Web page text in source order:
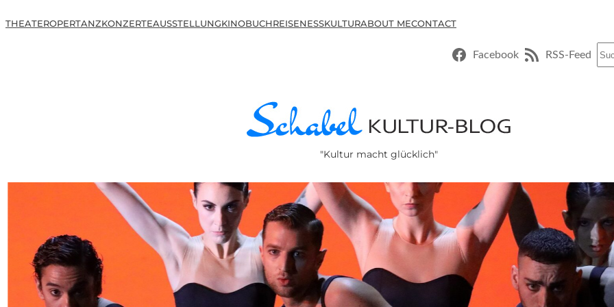
THEATEROPERTANZKONZERTEAUSSTELLUNGKINOBUCHREISENESSKULTURABOUT MECONTACT
Facebook RSS-Feed
"Kultur macht glücklich"